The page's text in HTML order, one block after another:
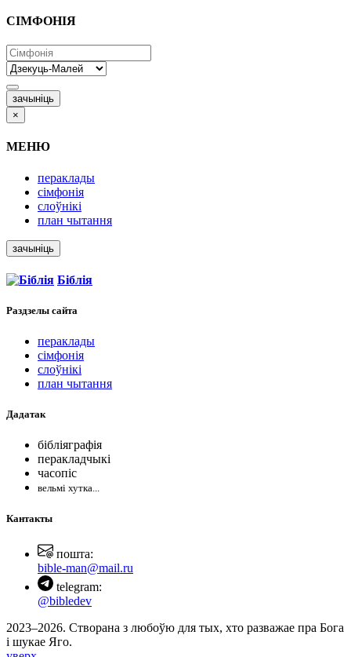
СІМФОНІЯ
зачыніць
×
МЕНЮ
пераклады
сімфонія
слоўнікі
план чытання
зачыніць
Біблія
Раздзелы сайта
пераклады
сімфонія
слоўнікі
план чытання
Дадатак
бібліяграфія
перакладчыкі
часопіс
вельмі хутка...
Кантакты
пошта:
bible-man@mail.ru
telegram:
@bibledev
2023–2026. Створана з любоўю для тых, хто разважае пра Бога
і шукае Яго.